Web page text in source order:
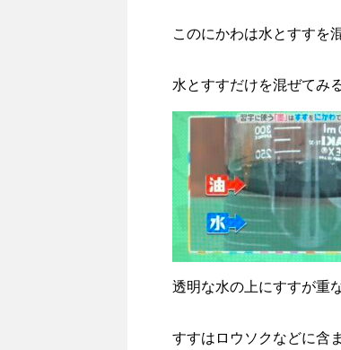
このにかわは水とすすを
水とすすだけを混ぜてみ
透明な水の上にすすが重
すすはロウソクなどに含